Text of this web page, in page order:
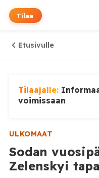
Tilaa
Etusivulle
Tilaajalle:
voimissaan
ULKOMAAT
Sodan
Zelenskyi